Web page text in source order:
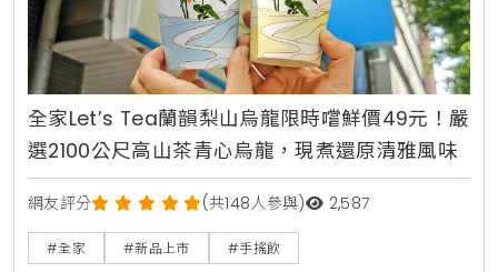
全家Let’s Tea蘭韻梨山烏龍限時嚐鮮價49元！嚴
選2100公尺高山茶青心烏龍，現煮還原清雅風味
網友評分 (共148人參與) 2,587
#全家 #新品上市 #手搖飲